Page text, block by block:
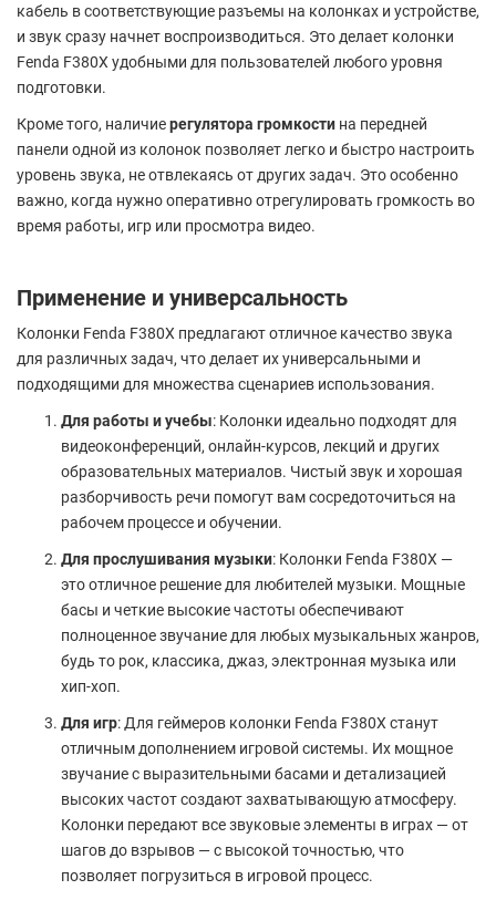
кабель в соответствующие разъемы на колонках и устройстве,
и звук сразу начнет воспроизводиться. Это делает колонки
Fenda F380X удобными для пользователей любого уровня
подготовки.
Кроме того, наличиерегулятора громкости на передней
панели одной из колонок позволяет легко и быстро настроить
уровень звука, не отвлекаясь от других задач. Это особенно
важно, когда нужно оперативно отрегулировать громкость во
время работы, игр или просмотра видео.
Применение и универсальность
Колонки Fenda F380X предлагают отличное качество звука
для различных задач, что делает их универсальными и
подходящими для множества сценариев использования.
Для работы и учебы: Колонки идеально подходят для
видеоконференций, онлайн-курсов, лекций и других
образовательных материалов. Чистый звук и хорошая
разборчивость речи помогут вам сосредоточиться на
рабочем процессе и обучении.
Для прослушивания музыки: Колонки Fenda F380X —
это отличное решение для любителей музыки. Мощные
басы и четкие высокие частоты обеспечивают
полноценное звучание для любых музыкальных жанров,
будь то рок, классика, джаз, электронная музыка или
хип-хоп.
Для игр: Для геймеров колонки Fenda F380X станут
отличным дополнением игровой системы. Их мощное
звучание с выразительными басами и детализацией
высоких частот создают захватывающую атмосферу.
Колонки передают все звуковые элементы в играх — от
шагов до взрывов — с высокой точностью, что
позволяет погрузиться в игровой процесс.